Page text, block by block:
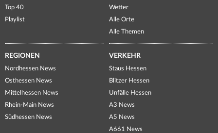
Top 40
Playlist
Wetter
Alle Orte
Alle Themen
REGIONEN
Nordhessen News
Osthessen News
Mittelhessen News
Rhein-Main News
Südhessen News
VERKEHR
Staus Hessen
Blitzer Hessen
Unfälle Hessen
A3 News
A5 News
A661 News